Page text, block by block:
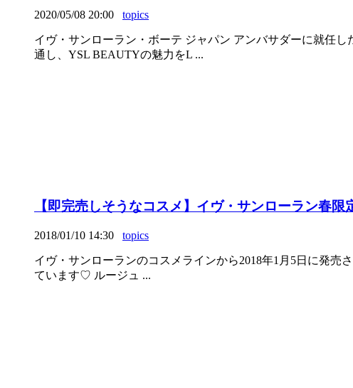
2020/05/08 20:00 topics
イヴ・サンローラン・ボーテ ジャパン アンバサダーに就任
通し、YSL BEAUTYの魅力をL ...
【即完売しそうなコスメ】イヴ・サンローラン春
2018/01/10 14:30 topics
イヴ・サンローランのコスメラインから2018年1月5日に発売
ています♡ ルージュ ...